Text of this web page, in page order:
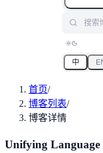
中
首页/
博客列表/
博客详情
Unifying